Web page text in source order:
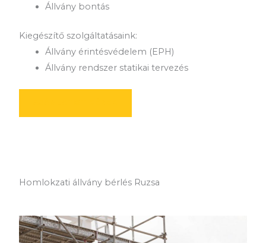
Állvány bontás
Kiegészítő szolgáltatásaink:
Állvány érintésvédelem (EPH)
Állvány rendszer statikai tervezés
Homlokzati állvány bérlés Ruzsa